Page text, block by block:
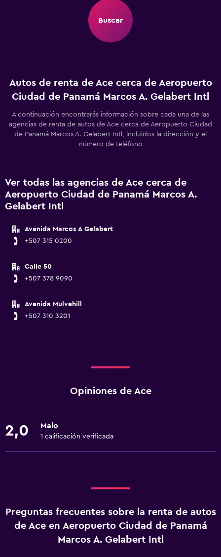
Buscar
Autos de renta de Ace cerca de Aeropuerto
Ciudad de Panamá Marcos A. Gelabert Intl
A continuación encontrarás información sobre cada una de las
agencias de renta de autos de Ace cerca de Aeropuerto Ciudad
de Panamá Marcos A. Gelabert Intl, incluidos la dirección y el
número de teléfono
Ver todas las agencias de Ace cerca de
Aeropuerto Ciudad de Panamá Marcos A.
Gelabert Intl
Avenida Marcos A Gelabert
+507 315 0200
Calle 50
+507 378 9090
Avenida Mulvehill
+507 310 3201
Opiniones de Ace
2,0 Malo
1 calificación verificada
Preguntas frecuentes sobre la renta de autos
de Ace en Aeropuerto Ciudad de Panamá
Marcos A. Gelabert Intl